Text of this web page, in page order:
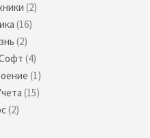
(2)
(16)
(2)
(4)
(1)
(15)
(2)